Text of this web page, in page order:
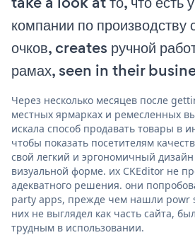
компании по
очков, creates ручной
рамах, seen in their
Через несколько месяцев после
местных ярмарках и ремесленных
искала способ продавать товары в
чтобы показать посетителям
свой легкий и эргономичный
визуальной форме. их CKEditor не
адекватного решения. они
party apps, прежде чем нашли powr
них не выглядел как часть сайта,
трудным в использовании.